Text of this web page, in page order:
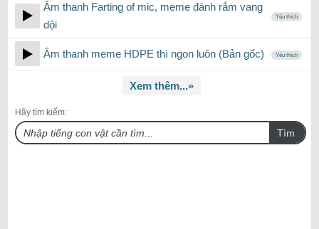
Âm thanh Farting of mic, meme đánh rắm vang
dội
Yêu thích
Âm thanh meme HDPE thì ngon luôn (Bản gốc) Yêu thích
Xem thêm...»
Hãy tìm kiếm:
Tìm